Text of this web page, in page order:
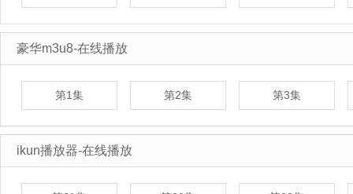
豪华m3u8-在线播放
第1集 第2集 第3集
ikun播放器-在线播放